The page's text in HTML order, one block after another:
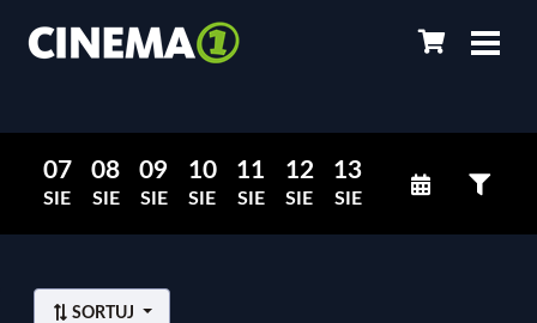
07
SIE
08
SIE
09
SIE
10
SIE
11
SIE
12
SIE
13
SIE
SORTUJ